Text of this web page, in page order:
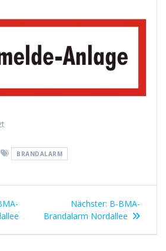
BRANDALARM
Nächster: Nächster
Beitrag:
B-BMA-
Brandalarm Nordallee